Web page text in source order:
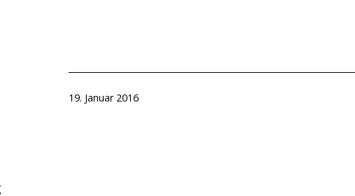
Veröffentlicht
19. Januar 2016